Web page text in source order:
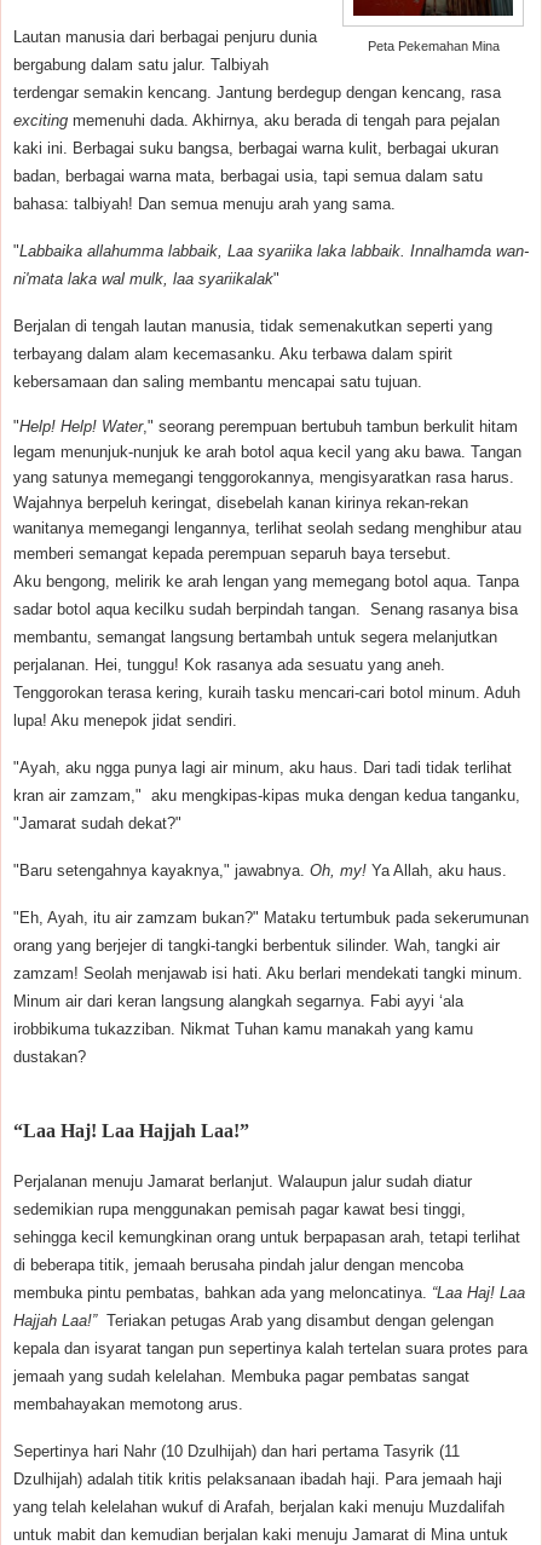
Peta Pekemahan Mina
Lautan manusia dari berbagai penjuru dunia
bergabung dalam satu jalur. Talbiyah
terdengar semakin kencang. Jantung berdegup dengan kencang, rasa
exciting memenuhi dada. Akhirnya, aku berada di tengah para pejalan
kaki ini. Berbagai suku bangsa, berbagai warna kulit, berbagai ukuran
badan, berbagai warna mata, berbagai usia, tapi semua dalam satu
bahasa: talbiyah! Dan semua menuju arah yang sama.
"Labbaika allahumma labbaik, Laa syariika laka labbaik. Innalhamda wan-
ni'mata laka wal mulk, laa syariikalak"
Berjalan di tengah lautan manusia, tidak semenakutkan seperti yang
terbayang dalam alam kecemasanku. Aku terbawa dalam spirit
kebersamaan dan saling membantu mencapai satu tujuan.
"Help! Help! Water," seorang perempuan bertubuh tambun berkulit hitam
legam menunjuk-nunjuk ke arah botol aqua kecil yang aku bawa. Tangan
yang satunya memegangi tenggorokannya, mengisyaratkan rasa harus.
Wajahnya berpeluh keringat, disebelah kanan kirinya rekan-rekan
wanitanya memegangi lengannya, terlihat seolah sedang menghibur atau
memberi semangat kepada perempuan separuh baya tersebut.
Aku bengong, melirik ke arah lengan yang memegang botol aqua. Tanpa
sadar botol aqua kecilku sudah berpindah tangan. Senang rasanya bisa
membantu, semangat langsung bertambah untuk segera melanjutkan
perjalanan. Hei, tunggu! Kok rasanya ada sesuatu yang aneh.
Tenggorokan terasa kering, kuraih tasku mencari-cari botol minum. Aduh
lupa! Aku menepok jidat sendiri.
"Ayah, aku ngga punya lagi air minum, aku haus. Dari tadi tidak terlihat
kran air zamzam," aku mengkipas-kipas muka dengan kedua tanganku,
"Jamarat sudah dekat?"
"Baru setengahnya kayaknya," jawabnya. Oh, my! Ya Allah, aku haus.
"Eh, Ayah, itu air zamzam bukan?" Mataku tertumbuk pada sekerumunan
orang yang berjejer di tangki-tangki berbentuk silinder. Wah, tangki air
zamzam! Seolah menjawab isi hati. Aku berlari mendekati tangki minum.
Minum air dari keran langsung alangkah segarnya. Fabi ayyi ‘ala
irobbikuma tukazziban. Nikmat Tuhan kamu manakah yang kamu
dustakan?
“Laa Haj! Laa Hajjah Laa!”
Perjalanan menuju Jamarat berlanjut. Walaupun jalur sudah diatur
sedemikian rupa menggunakan pemisah pagar kawat besi tinggi,
sehingga kecil kemungkinan orang untuk berpapasan arah, tetapi terlihat
di beberapa titik, jemaah berusaha pindah jalur dengan mencoba
membuka pintu pembatas, bahkan ada yang meloncatinya. “Laa Haj! Laa
Hajjah Laa!”Teriakan petugas Arab yang disambut dengan gelengan
kepala dan isyarat tangan pun sepertinya kalah tertelan suara protes para
jemaah yang sudah kelelahan. Membuka pagar pembatas sangat
membahayakan memotong arus.
Sepertinya hari Nahr (10 Dzulhijah) dan hari pertama Tasyrik (11
Dzulhijah) adalah titik kritis pelaksanaan ibadah haji. Para jemaah haji
yang telah kelelahan wukuf di Arafah, berjalan kaki menuju Muzdalifah
untuk mabit dan kemudian berjalan kaki menuju Jamarat di Mina untuk